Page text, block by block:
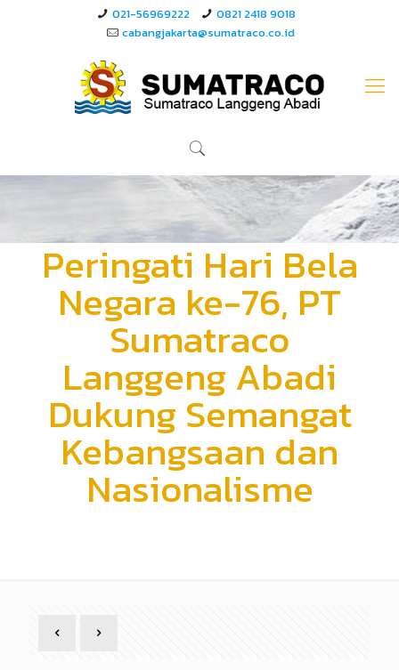
021-56969222
0821 2418 9018
cabangjakarta@sumatraco.co.id
Peringati Hari Bela
Negara ke-76, PT
Sumatraco
Langgeng Abadi
Dukung Semangat
Kebangsaan dan
Nasionalisme